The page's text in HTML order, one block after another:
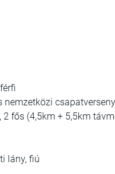
nemzetközi
2 fős (4,5km + 5,5km
lány, fiú